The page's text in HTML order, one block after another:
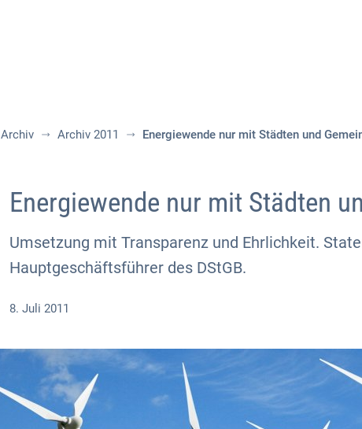
Archiv Archiv 2011 Energiewende nur mit Städten und
Energiewende nur mit Städten
Umsetzung mit Transparenz und Ehrlichkeit.
Hauptgeschäftsführer des DStGB.
8. Juli 2011